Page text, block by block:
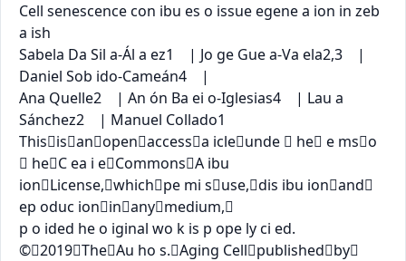
Cell senescence con ibu es o issue egene a ion in zeb
a ish
Sabela Da Sil a‐Ál a ez1 | Jo ge Gue a‐Va ela2,3 |
Daniel Sob ido‐Cameán4 |
Ana Quelle2 | An ón Ba ei o‐Iglesias4 | Lau a
Sánchez2 | Manuel Collado1
Thisisanopenaccessa icleunde  he e mso
 heC ea i eCommonsA ibu
ionLicense,whichpe mi suse,dis ibu ionand
ep oduc ioninanymedium,
p o ided he o iginal wo k is p ope ly ci ed.
©2019TheAu ho s.Aging Cellpublishedby